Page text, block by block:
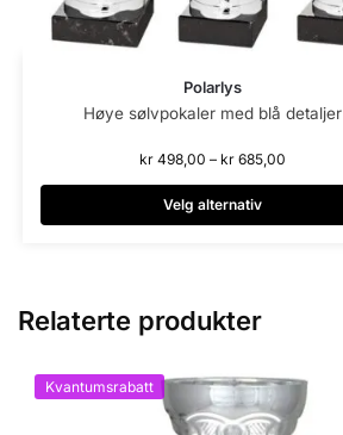
Polarlys
Høye sølvpokaler med blå detaljer
kr 498,00 – kr 685,00
Velg alternativ
Relaterte produkter
Kvantumsrabatt